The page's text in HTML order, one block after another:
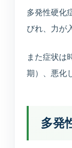
予防接種
季節性ワク
連携医療
訪問診療
多発性硬化
びれ、力が
また症状は
期）、悪化
多発